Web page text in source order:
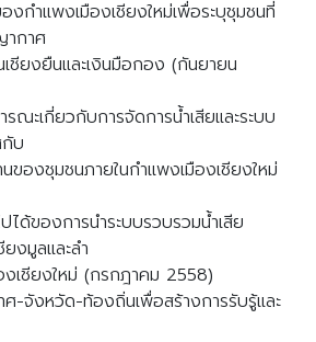
Search
งกำแพงเมืองเชียงใหม่เพื่อระบุชุมชนที่
ากาศ
ชียงยืนและเงินมือกอง (กันยายน
รณะเกี่ยวกับการจัดการน้ำเสียและระบบ
บ
ของชุมชนภายในกำแพงเมืองเชียงใหม่
ได้ของการนำระบบรวบรวมน้ำเสีย
งมูลและลำ
เชียงใหม่ (กรกฎาคม 2558)
ทศ-จังหวัด-ท้องถิ่นเพื่อสร้างการรับรู้และ